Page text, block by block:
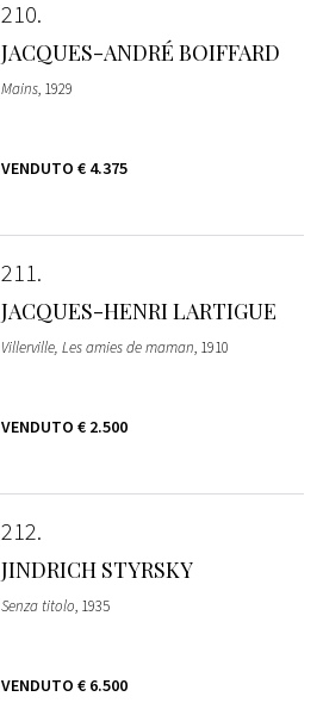
210
JACQUES-ANDRÉ BOIFFARD
Mains, 1929
VENDUTO € 4.375
211
JACQUES-HENRI LARTIGUE
Villerville, Les amies de maman, 1910
VENDUTO € 2.500
212
JINDRICH STYRSKY
Senza titolo, 1935
VENDUTO € 6.500